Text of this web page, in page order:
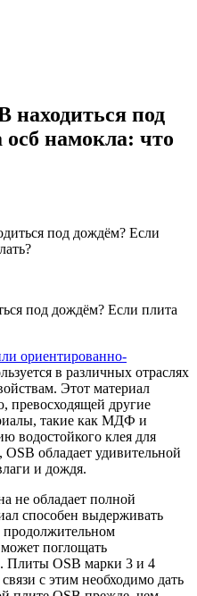
находиться под
намокла: что
под дождём? Если
ориентированно-
в различных отраслях
Этот материал
превосходящей другие
такие как МДФ и
водостойкого клея для
обладает удивительной
и дождя.
не обладает полной
способен выдерживать
продолжительном
поглощать
Плиты OSB марки 3 и 4
с этим необходимо дать